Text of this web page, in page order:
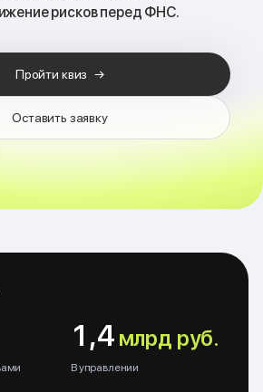
рисков перед ФНС.
Пройти квиз →
Оставить заявку
1,4 млрд руб.
В управлении